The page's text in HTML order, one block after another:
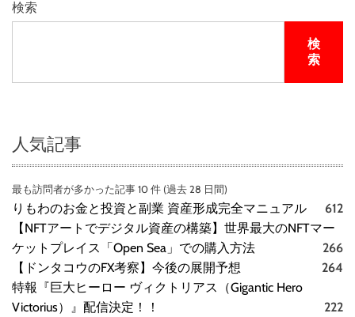
検索
検
索
人気記事
最も訪問者が多かった記事 10 件 (過去 28 日間)
りもわのお金と投資と副業 資産形成完全マニュアル
612
【NFTアートでデジタル資産の構築】世界最大のNFTマー
ケットプレイス「Open Sea」での購入方法
266
【ドンタコウのFX考察】今後の展開予想
264
特報『巨大ヒーロー ヴィクトリアス（Gigantic Hero
Victorius）』配信決定！！
222